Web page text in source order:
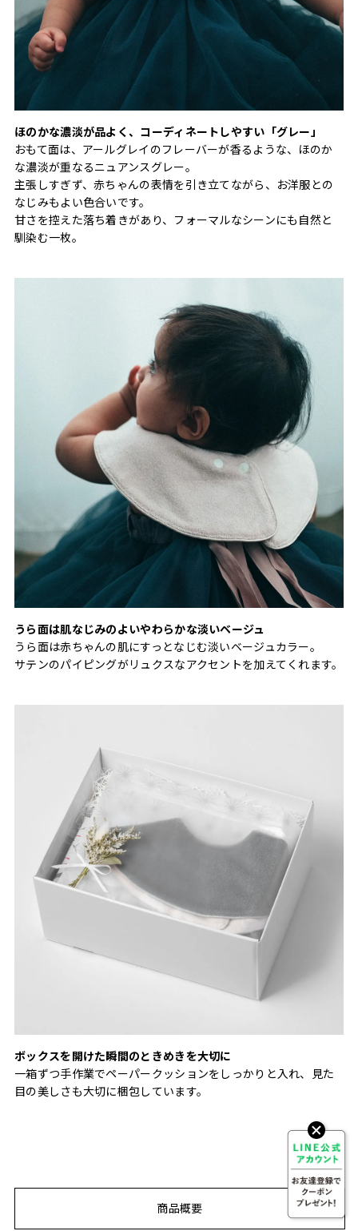
ほのかな濃淡が品よく、コーディネートしやすい「グレー」
おもて面は、アールグレイのフレーバーが香るような、ほのか
な濃淡が重なるニュアンスグレー。
主張しすぎず、赤ちゃんの表情を引き立てながら、お洋服との
なじみもよい色合いです。
甘さを控えた落ち着きがあり、フォーマルなシーンにも自然と
馴染む一枚。
うら面は肌なじみのよいやわらかな淡いベージュ
うら面は赤ちゃんの肌にすっとなじむ淡いベージュカラー。
サテンのパイピングがリュクスなアクセントを加えてくれます。
ボックスを開けた瞬間のときめきを大切に
一箱ずつ手作業でペーパークッションをしっかりと入れ、見た
目の美しさも大切に梱包しています。
商品概要